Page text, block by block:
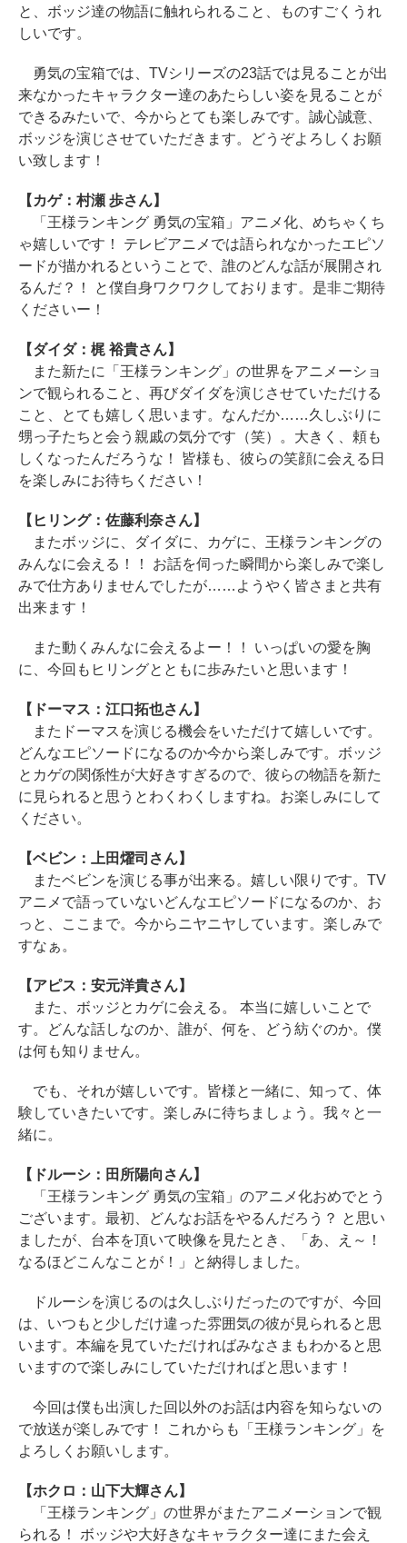
と、ボッジ達の物語に触れられること、ものすごくうれ
しいです。
勇気の宝箱では、TVシリーズの23話では見ることが出
来なかったキャラクター達のあたらしい姿を見ることが
できるみたいで、今からとても楽しみです。誠心誠意、
ボッジを演じさせていただきます。どうぞよろしくお願
い致します！
【カゲ：村瀬 歩さん】
「王様ランキング 勇気の宝箱」アニメ化、めちゃくち
ゃ嬉しいです！ テレビアニメでは語られなかったエピソ
ードが描かれるということで、誰のどんな話が展開され
るんだ？！ と僕自身ワクワクしております。是非ご期待
くださいー！
【ダイダ：梶 裕貴さん】
また新たに「王様ランキング」の世界をアニメーショ
ンで観られること、再びダイダを演じさせていただける
こと、とても嬉しく思います。なんだか……久しぶりに
甥っ子たちと会う親戚の気分です（笑）。大きく、頼も
しくなったんだろうな！ 皆様も、彼らの笑顔に会える日
を楽しみにお待ちください！
【ヒリング：佐藤利奈さん】
またボッジに、ダイダに、カゲに、王様ランキングの
みんなに会える！！ お話を伺った瞬間から楽しみで楽し
みで仕方ありませんでしたが……ようやく皆さまと共有
出来ます！
また動くみんなに会えるよー！！ いっぱいの愛を胸
に、今回もヒリングとともに歩みたいと思います！
【ドーマス：江口拓也さん】
またドーマスを演じる機会をいただけて嬉しいです。
どんなエピソードになるのか今から楽しみです。ボッジ
とカゲの関係性が大好きすぎるので、彼らの物語を新た
に見られると思うとわくわくしますね。お楽しみにして
ください。
【ベビン：上田燿司さん】
またベビンを演じる事が出来る。嬉しい限りです。TV
アニメで語っていないどんなエピソードになるのか、お
っと、ここまで。今からニヤニヤしています。楽しみで
すなぁ。
【アピス：安元洋貴さん】
また、ボッジとカゲに会える。 本当に嬉しいことで
す。どんな話しなのか、誰が、何を、どう紡ぐのか。僕
は何も知りません。
でも、それが嬉しいです。皆様と一緒に、知って、体
験していきたいです。楽しみに待ちましょう。我々と一
緒に。
【ドルーシ：田所陽向さん】
「王様ランキング 勇気の宝箱」のアニメ化おめでとう
ございます。最初、どんなお話をやるんだろう？ と思い
ましたが、台本を頂いて映像を見たとき、「あ、え～！
なるほどこんなことが！」と納得しました。
ドルーシを演じるのは久しぶりだったのですが、今回
は、いつもと少しだけ違った雰囲気の彼が見られると思
います。本編を見ていただければみなさまもわかると思
いますので楽しみにしていただければと思います！
今回は僕も出演した回以外のお話は内容を知らないの
で放送が楽しみです！ これからも「王様ランキング」を
よろしくお願いします。
【ホクロ：山下大輝さん】
「王様ランキング」の世界がまたアニメーションで観
られる！ ボッジや大好きなキャラクター達にまた会え